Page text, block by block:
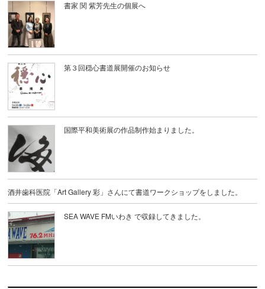
書家 関 紫芳先生の個展へ
第３回穏心書道展開催のお知らせ
国際平和美術展の作品制作始まりました。
酒井歯科医院「Art Gallery 彩」さんにて書道ワークショップをしました。
SEA WAVE FMいわき で収録してきました。